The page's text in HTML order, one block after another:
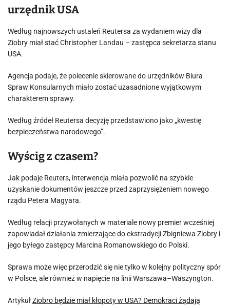
urzędnik USA
Według najnowszych ustaleń Reutersa za wydaniem wizy dla
Ziobry miał stać Christopher Landau – zastępca sekretarza stanu
USA.
Agencja podaje, że polecenie skierowane do urzędników Biura
Spraw Konsularnych miało zostać uzasadnione wyjątkowym
charakterem sprawy.
Według źródeł Reutersa decyzję przedstawiono jako „kwestię
bezpieczeństwa narodowego”.
Wyścig z czasem?
Jak podaje Reuters, interwencja miała pozwolić na szybkie
uzyskanie dokumentów jeszcze przed zaprzysiężeniem nowego
rządu Petera Magyara.
Według relacji przywołanych w materiale nowy premier wcześniej
zapowiadał działania zmierzające do ekstradycji Zbigniewa Ziobry i
jego byłego zastępcy Marcina Romanowskiego do Polski.
Sprawa może więc przerodzić się nie tylko w kolejny polityczny spór
w Polsce, ale również w napięcie na linii Warszawa–Waszyngton.
ArtykułZiobro będzie miał kłopoty w USA? Demokraci żądają